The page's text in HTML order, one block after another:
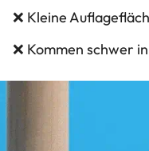
❌ Kleine
❌ Kommen schwer